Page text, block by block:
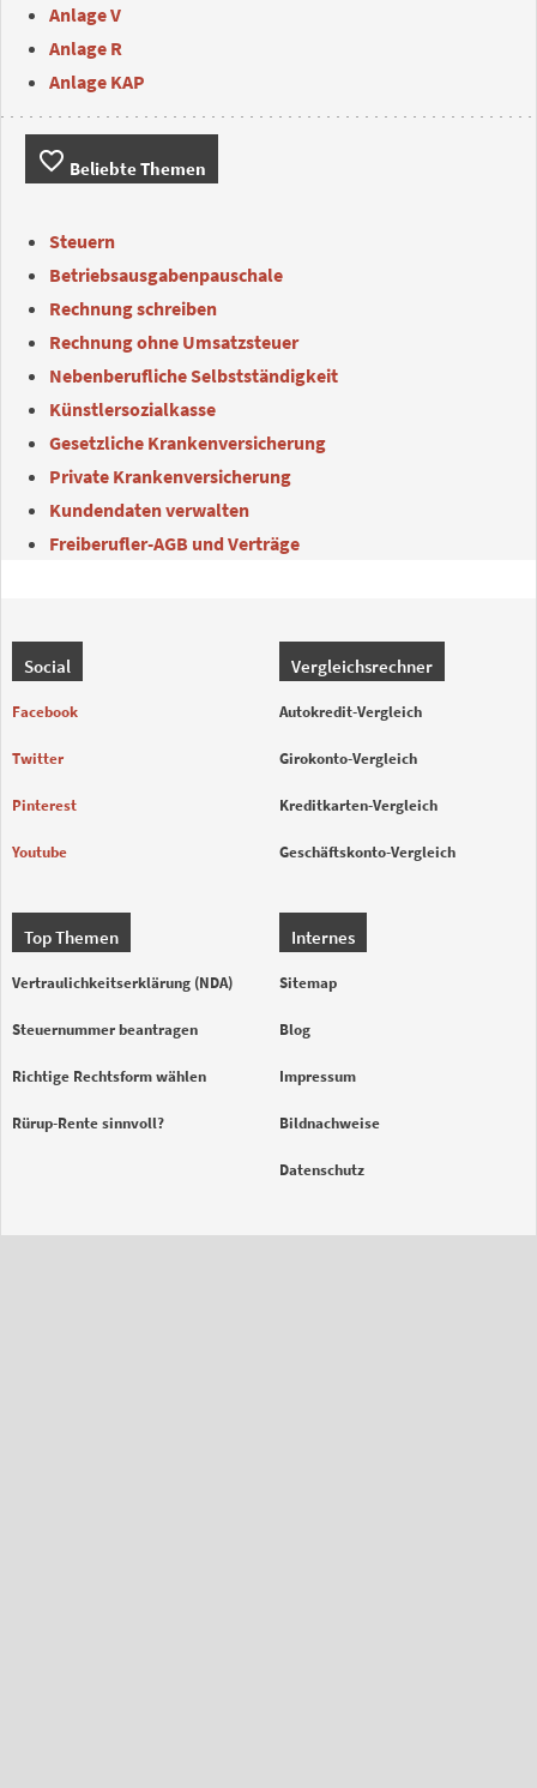
Anlage V
Anlage R
Anlage KAP
favorite_border Beliebte Themen
Steuern
Betriebsausgabenpauschale
Rechnung schreiben
Rechnung ohne Umsatzsteuer
Nebenberufliche Selbstständigkeit
Künstlersozialkasse
Gesetzliche Krankenversicherung
Private Krankenversicherung
Kundendaten verwalten
Freiberufler-AGB und Verträge
Social
Facebook
Twitter
Pinterest
Youtube
Vergleichsrechner
Autokredit-Vergleich
Girokonto-Vergleich
Kreditkarten-Vergleich
Geschäftskonto-Vergleich
Top Themen
Vertraulichkeitserklärung (NDA)
Steuernummer beantragen
Richtige Rechtsform wählen
Rürup-Rente sinnvoll?
Internes
Sitemap
Blog
Impressum
Bildnachweise
Datenschutz